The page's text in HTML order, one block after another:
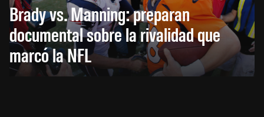
Brady vs. Manning: preparan
documental sobre la rivalidad que
marcó la NFL